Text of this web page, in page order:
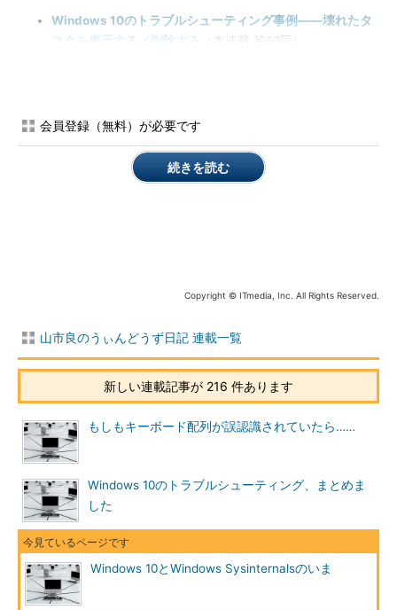
Windows 10のトラブルシューティング事例――壊れたタ
スクを復元する／削除する
（本連載 第60回）
を［Ctrl］キーに置き換える「Ctrl2cap
リーン）を模倣したスクリーンセーバー「
BlueScreen Screen
」といったジョークソフトもあります。
ws 10でも利用可能。「RAMMap」「SigCheck」「BgInf
o」「Procmon」については、最新バージョンで対応済み
これまでのところ、Windows 10での動作の問題に対応するた
めに修正されたツールは、以下の4つしかありません（表1）。
修正されたツー
会員登録（無料）が必要です
続きを読む
Copyright © ITmedia, Inc. All Rights Reserved.
山市良のうぃんどうず日記 連載一覧
新しい連載記事が 216 件あります
もしもキーボード配列が誤認識されていたら……
Windows 10のトラブルシューティング、まとめま
した
Windows 10とWindows Sysinternalsのいま